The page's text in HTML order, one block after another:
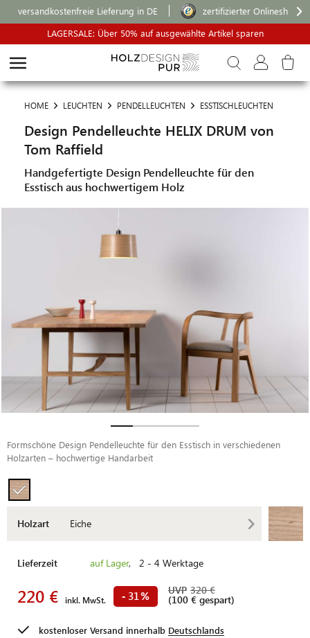
versandkostenfreie Lieferung in DE
zertifizierter Onlineshop
LAGERSALE: Über 50% auf ausgewählte Artikel sparen
HOME LEUCHTEN PENDELLEUCHTEN ESSTISCHLEUCHTEN
Design Pendelleuchte HELIX DRUM von
Tom Raffield
Handgefertigte Design Pendelleuchte für den
Esstisch aus hochwertigem Holz
Formschöne Design Pendelleuchte für den Esstisch in verschiedenen
Holzarten – hochwertige Handarbeit
Holzart Eiche
Lieferzeit auf Lager, 2 - 4 Werktage
220 € inkl. MwSt. - 31 %
UVP 320 €
(100 € gespart)
kostenloser Versand innerhalb Deutschlands